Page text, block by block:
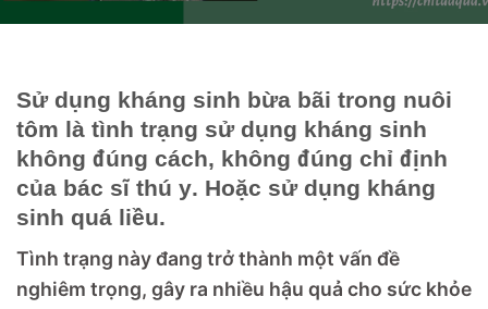
Sử dụng kháng sinh bừa bãi trong nuôi
tôm là tình trạng sử dụng kháng sinh
không đúng cách, không đúng chỉ định
của bác sĩ thú y. Hoặc sử dụng kháng
sinh quá liều.
Tình trạng này đang trở thành một vấn đề
nghiêm trọng, gây ra nhiều hậu quả cho sức khỏe